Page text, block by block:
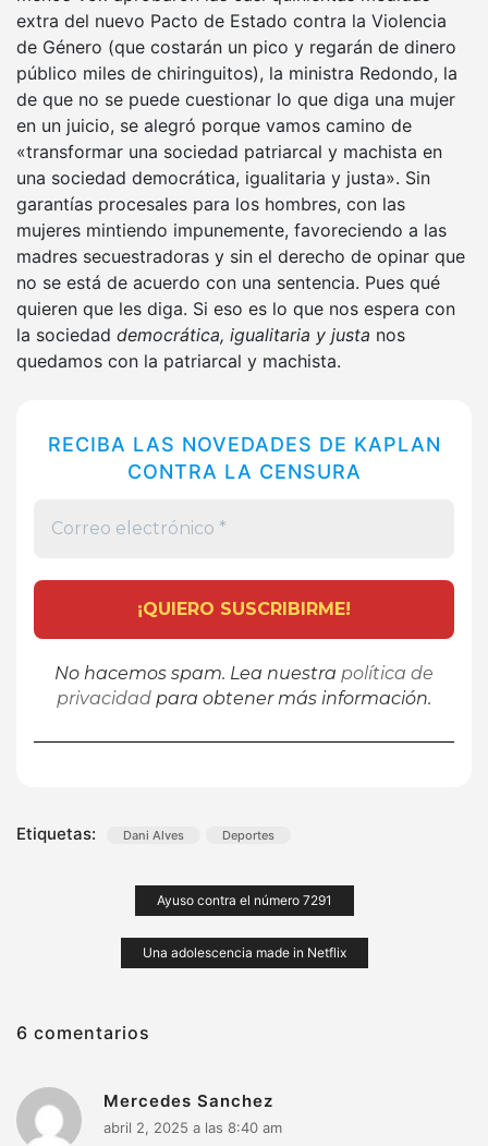
extra del nuevo Pacto de Estado contra la Violencia
de Género (que costarán un pico y regarán de dinero
público miles de chiringuitos), la ministra Redondo, la
de que no se puede cuestionar lo que diga una mujer
en un juicio, se alegró porque vamos camino de
«transformar una sociedad patriarcal y machista en
una sociedad democrática, igualitaria y justa». Sin
garantías procesales para los hombres, con las
mujeres mintiendo impunemente, favoreciendo a las
madres secuestradoras y sin el derecho de opinar que
no se está de acuerdo con una sentencia. Pues qué
quieren que les diga. Si eso es lo que nos espera con
la sociedad democrática, igualitaria y justa nos
quedamos con la patriarcal y machista.
RECIBA LAS NOVEDADES DE KAPLAN
CONTRA LA CENSURA
No hacemos spam. Lea nuestra política de
privacidad para obtener más información.
Etiquetas: Dani Alves Deportes
NavegaciónAyuso contra el número 7291
Una adolescencia made in Netflix
6 comentarios
Mercedes Sanchez
abril 2, 2025 a las 8:40 am